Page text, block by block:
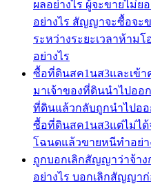
ผลอย่างไร ผู้จะขายไม่
อย่างไร สัญญาจะซื้อจะ
ระหว่างระยะเวลาห้าม
อย่างไร
ซื้อที่ดินสค1นส3และเข้า
มาเจ้าของที่ดินนำไปออ
ที่ดินแล้วกลับถูกนำไปอ
ซื้อที่ดินสค1นส3แต่ไม่ไ
โฉนดแล้วขายหนีทำอย่า
ถูกบอกเลิกสัญญาว่าจ้าง
อย่างไร บอกเลิกสัญญาก่